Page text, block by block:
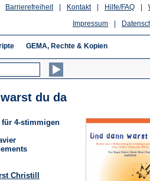
Hilfe/FAQ
Kontakt
Barrierefreiheit
Impressum
GEMA, Rechte & Kopien
du da
für 4-stimmigen
Christill